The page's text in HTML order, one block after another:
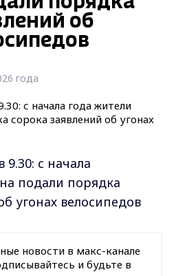
об
года
с начала
подали порядка
угонах велосипедов
новости в макс-канале
и будьте в